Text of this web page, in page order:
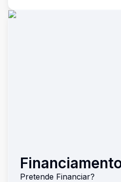
Pretende Financiar?